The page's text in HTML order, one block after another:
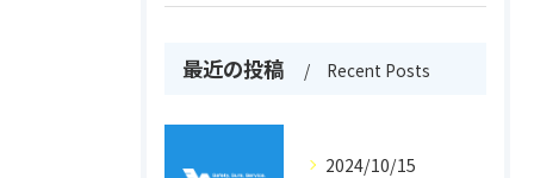
最近の投稿 Recent Posts
2024/10/15